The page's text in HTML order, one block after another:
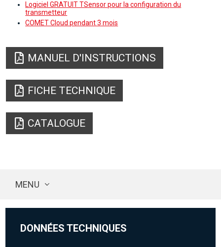
Logiciel GRATUIT TSensor pour la configuration du
transmetteur
COMET Cloud pendant 3 mois
MANUEL D'INSTRUCTIONS
FICHE TECHNIQUE
CATALOGUE
MENU
DONNÉES TECHNIQUES